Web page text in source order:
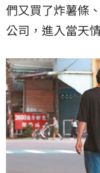
們又買了炸薯條
公司，進入當天